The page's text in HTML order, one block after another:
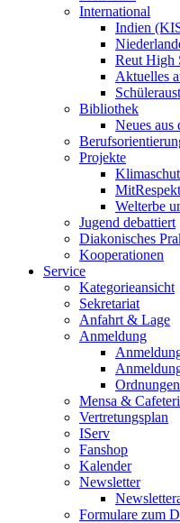
International
Indien
Reut High
Aktuelles
Bibliothek
Neues
Projekte
Welterbe
Jugend debattiert
Diakonisches
Kooperationen
Service
Kategorieansicht
Sekretariat
Anfahrt & Lage
Anmeldung
Mensa &
Vertretungsplan
IServ
Fanshop
Kalender
Newsletter
Formulare zum